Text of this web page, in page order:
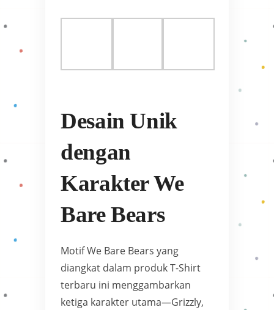
Desain Unik
dengan
Karakter We
Bare Bears
Motif We Bare Bears yang
diangkat dalam produk T-Shirt
terbaru ini menggambarkan
ketiga karakter utama—Grizzly,